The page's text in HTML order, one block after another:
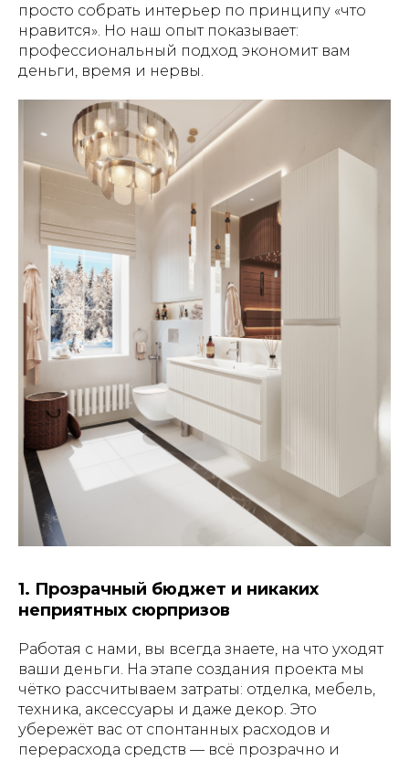
просто собрать интерьер по принципу «что
нравится». Но наш опыт показывает:
профессиональный подход экономит вам
деньги, время и нервы.
1. Прозрачный бюджет и никаких
неприятных сюрпризов
Работая с нами, вы всегда знаете, на что уходят
ваши деньги. На этапе создания проекта мы
чётко рассчитываем затраты: отделка, мебель,
техника, аксессуары и даже декор. Это
убережёт вас от спонтанных расходов и
перерасхода средств — всё прозрачно и